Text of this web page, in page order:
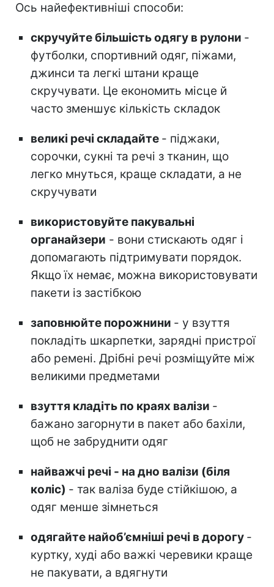
Ось найефективніші способи:
скручуйте більшість одягу в рулони -
футболки, спортивний одяг, піжами,
джинси та легкі штани краще
скручувати. Це економить місце й
часто зменшує кількість складок
великі речі складайте - піджаки,
сорочки, сукні та речі з тканин, що
легко мнуться, краще складати, а не
скручувати
використовуйте пакувальні
органайзери - вони стискають одяг і
допомагають підтримувати порядок.
Якщо їх немає, можна використовувати
пакети із застібкою
заповнюйте порожнини - у взуття
покладіть шкарпетки, зарядні пристрої
або ремені. Дрібні речі розміщуйте між
великими предметами
взуття кладіть по краях валізи -
бажано загорнути в пакет або бахіли,
щоб не забруднити одяг
найважчі речі - на дно валізи (біля
коліс) - так валіза буде стійкішою, а
одяг менше зімнеться
одягайте найоб’ємніші речі в дорогу -
куртку, худі або важкі черевики краще
не пакувати, а вдягнути